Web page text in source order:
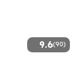
9.6(90)